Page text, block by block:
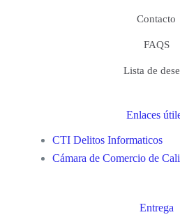
Contacto
FAQS
Lista de
Enlaces
CTI Delitos Informaticos
Cámara de Comercio de Cali
Entrega